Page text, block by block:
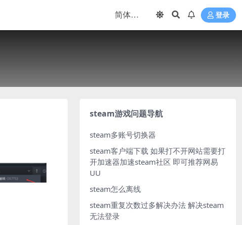
登录
steam游戏问题导航
steam多账号切换器
steam客户端下载 如果打不开网站需要打
开加速器加速steam社区 即可推荐网易
UU
steam怎么离线
steam重复次数过多解决办法 解决steam
无法登录